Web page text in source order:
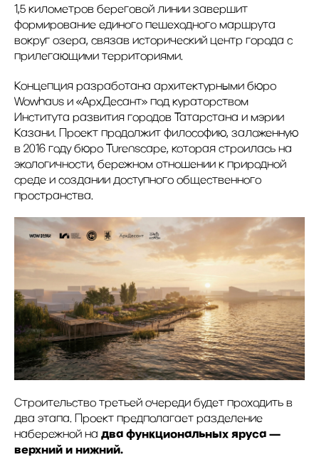
1,5 километров береговой линии завершит
формирование единого пешеходного маршрута
вокруг озера, связав исторический центр города с
прилегающими территориями.
Концепция разработана архитектурными бюро
Wowhaus и «АрхДесант» под кураторством
Института развития городов Татарстана и мэрии
Казани. Проект продолжит философию, заложенную
в 2016 году бюро Turenscape, которая строилась на
экологичности, бережном отношении к природной
среде и создании доступного общественного
пространства.
Строительство третьей очереди будет проходить в
два этапа. Проект предполагает разделение
набережной на два функциональных яруса —
верхний и нижний.